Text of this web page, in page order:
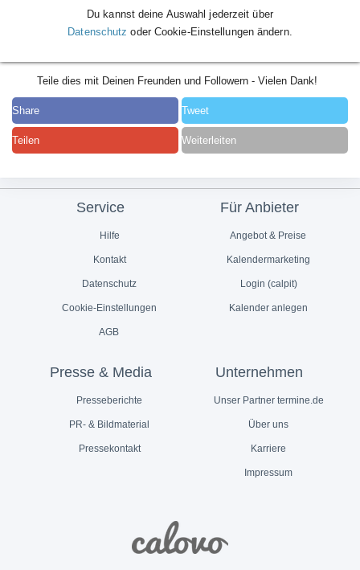
Teile dies mit Deinen Freunden und Followern - Vielen Dank!
Share Tweet
Teilen Weiterleiten
Service
Hilfe
Kontakt
Datenschutz
Cookie-Einstellungen
AGB
Für Anbieter
Angebot & Preise
Kalendermarketing
Login (calpit)
Kalender anlegen
Presse & Media
Presseberichte
PR- & Bildmaterial
Pressekontakt
Unternehmen
Unser Partner termine.de
Über uns
Karriere
Impressum
Du kannst deine Auswahl jederzeit über
Datenschutz oder Cookie-Einstellungen ändern.